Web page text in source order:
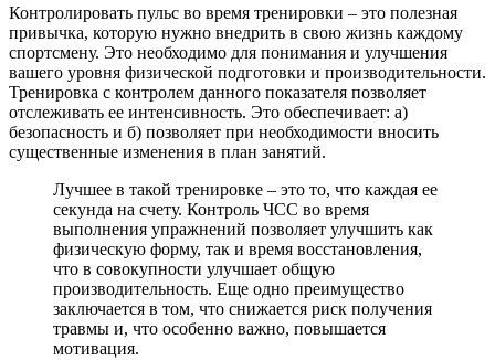
Контролировать пульс во время тренировки – это полезная
привычка, которую нужно внедрить в свою жизнь каждому
спортсмену. Это необходимо для понимания и улучшения
вашего уровня физической подготовки и производительности.
Тренировка с контролем данного показателя позволяет
отслеживать ее интенсивность. Это обеспечивает: а)
безопасность и б) позволяет при необходимости вносить
существенные изменения в план занятий.
Лучшее в такой тренировке – это то, что каждая ее
секунда на счету. Контроль ЧСС во время
выполнения упражнений позволяет улучшить как
физическую форму, так и время восстановления,
что в совокупности улучшает общую
производительность. Еще одно преимущество
заключается в том, что снижается риск получения
травмы и, что особенно важно, повышается
мотивация.